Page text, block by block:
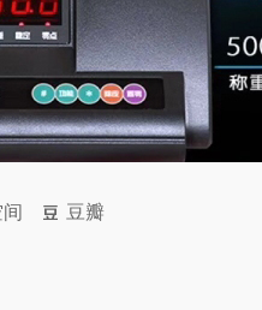
豆瓣